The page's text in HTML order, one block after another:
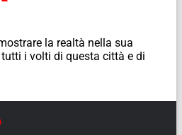
la realtà nella sua
i volti di questa città e di